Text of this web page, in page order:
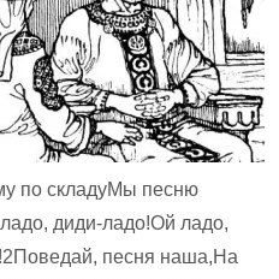
по складуМы песню
диди-ладо!Ой ладо,
песня наша,На